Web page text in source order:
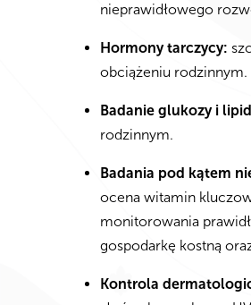
nieprawidłowego
Hormony tarczycy:
obciążeniu rodzinnym.
Badanie glukozy i
rodzinnym.
Badania pod kątem
ocena witamin
monitorowania
gospodarkę kostną
Kontrola